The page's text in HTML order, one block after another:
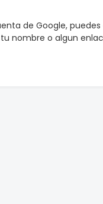
de Google,
nombre o algun